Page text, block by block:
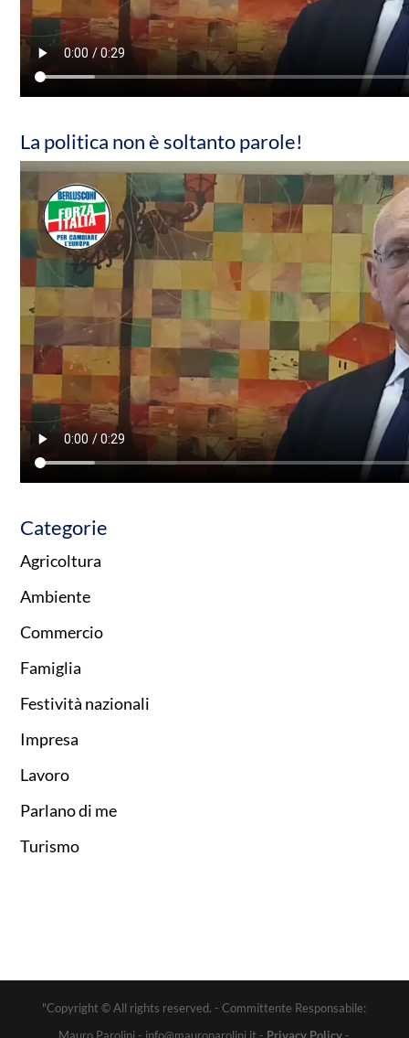
La politica non è soltanto parole!
Categorie
Agricoltura
Ambiente
Commercio
Famiglia
Festività nazionali
Impresa
Lavoro
Parlano di me
Turismo
"Copyright © All rights reserved. - Committente Responsabile: